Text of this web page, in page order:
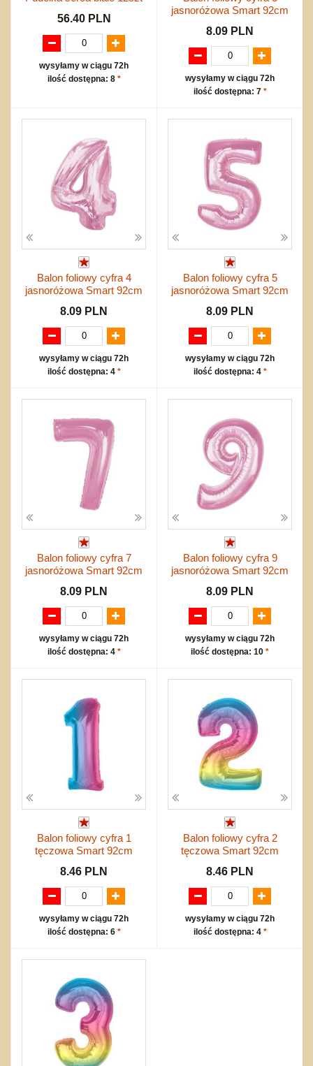
56.40 PLN
wysyłamy w ciągu 72h
ilość dostępna: 8 *
jasnoróżowa Smart 92cm
8.09 PLN
wysyłamy w ciągu 72h
ilość dostępna: 7 *
Balon foliowy cyfra 4
jasnoróżowa Smart 92cm
8.09 PLN
wysyłamy w ciągu 72h
ilość dostępna: 4 *
Balon foliowy cyfra 5
jasnoróżowa Smart 92cm
8.09 PLN
wysyłamy w ciągu 72h
ilość dostępna: 4 *
Balon foliowy cyfra 7
jasnoróżowa Smart 92cm
8.09 PLN
wysyłamy w ciągu 72h
ilość dostępna: 4 *
Balon foliowy cyfra 9
jasnoróżowa Smart 92cm
8.09 PLN
wysyłamy w ciągu 72h
ilość dostępna: 10 *
Balon foliowy cyfra 1
tęczowa Smart 92cm
8.46 PLN
wysyłamy w ciągu 72h
ilość dostępna: 6 *
Balon foliowy cyfra 2
tęczowa Smart 92cm
8.46 PLN
wysyłamy w ciągu 72h
ilość dostępna: 4 *